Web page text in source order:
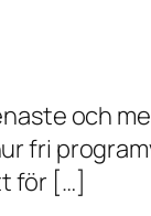
och
fri
för […]